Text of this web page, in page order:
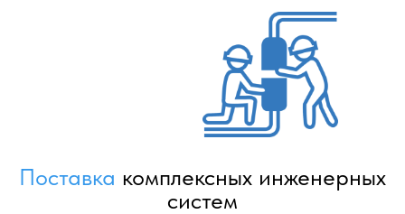
Поставка комплексных инженерных
систем